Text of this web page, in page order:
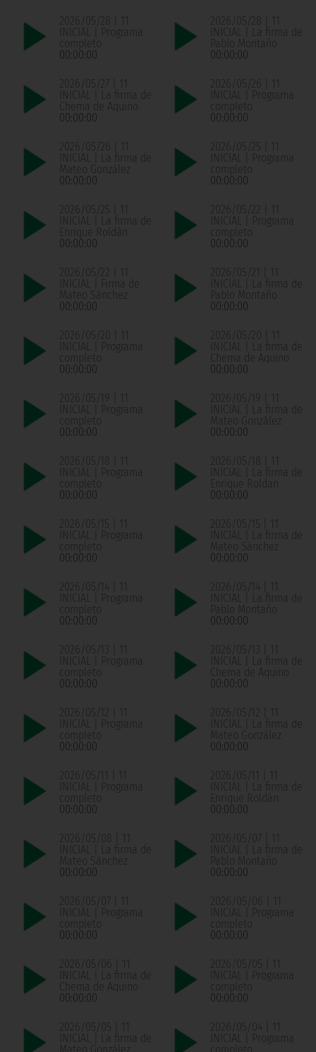
2026/05/28 | 11
INICIAL | Programa
completo
00:00:00
2026/05/28 | 11
INICIAL | La firma de
Pablo Montaño
00:00:00
2026/05/27 | 11
INICIAL | La firma de
Chema de Aquino
00:00:00
2026/05/26 | 11
INICIAL | Programa
completo
00:00:00
2026/05/26 | 11
INICIAL | La firma de
Mateo González
00:00:00
2026/05/25 | 11
INICIAL | Programa
completo
00:00:00
2026/05/25 | 11
INICIAL | La firma de
Enrique Roldán
00:00:00
2026/05/22 | 11
INICIAL | Programa
completo
00:00:00
2026/05/22 | 11
INICIAL | Firma de
Mateo Sánchez
00:00:00
2026/05/21 | 11
INICIAL | La firma de
Pablo Montaño
00:00:00
2026/05/20 | 11
INICIAL | Programa
completo
00:00:00
2026/05/20 | 11
INICIAL | La firma de
Chema de Aquino
00:00:00
2026/05/19 | 11
INICIAL | Programa
completo
00:00:00
2026/05/19 | 11
INICIAL | La firma de
Mateo González
00:00:00
2026/05/18 | 11
INICIAL | Programa
completo
00:00:00
2026/05/18 | 11
INICIAL | La firma de
Enrique Roldan
00:00:00
2026/05/15 | 11
INICIAL | Programa
completo
00:00:00
2026/05/15 | 11
INICIAL | La firma de
Mateo Sánchez
00:00:00
2026/05/14 | 11
INICIAL | Programa
completo
00:00:00
2026/05/14 | 11
INICIAL | La firma de
Pablo Montaño
00:00:00
2026/05/13 | 11
INICIAL | Programa
completo
00:00:00
2026/05/13 | 11
INICIAL | La firma de
Chema de Aquino
00:00:00
2026/05/12 | 11
INICIAL | Programa
completo
00:00:00
2026/05/12 | 11
INICIAL | La firma de
Mateo González
00:00:00
2026/05/11 | 11
INICIAL | Programa
completo
00:00:00
2026/05/11 | 11
INICIAL | La firma de
Enrique Roldán
00:00:00
2026/05/08 | 11
INICIAL | La firma de
Mateo Sánchez
00:00:00
2026/05/07 | 11
INICIAL | La firma de
Pablo Montaño
00:00:00
2026/05/07 | 11
INICIAL | Programa
completo
00:00:00
2026/05/06 | 11
INICIAL | Programa
completo
00:00:00
2026/05/06 | 11
INICIAL | La firma de
Chema de Aquino
00:00:00
2026/05/05 | 11
INICIAL | Programa
completo
00:00:00
2026/05/05 | 11
INICIAL | La firma de
2026/05/04 | 11
INICIAL | Programa